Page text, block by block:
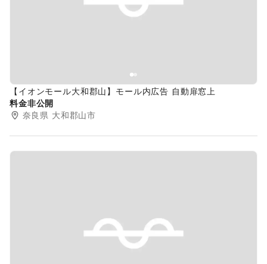
Previous slide
【イオンモール大和郡山】モール内広告 自動扉窓上
料金非公開
奈良県 大和郡山市
Previous slide